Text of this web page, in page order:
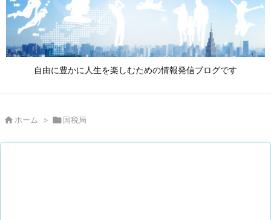
自由に豊かに人生を楽しむための情報発信ブログです
メニュ

サイド


ホーム > 国税局